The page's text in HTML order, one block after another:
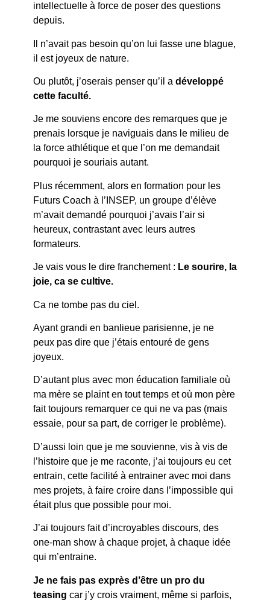
intellectuelle à force de poser des questions
depuis.
Il n’avait pas besoin qu’on lui fasse une blague,
il est joyeux de nature.
Ou plutôt, j’oserais penser qu’il a développé
cette faculté.
Je me souviens encore des remarques que je
prenais lorsque je naviguais dans le milieu de
la force athlétique et que l’on me demandait
pourquoi je souriais autant.
Plus récemment, alors en formation pour les
Futurs Coach à l’INSEP, un groupe d’élève
m’avait demandé pourquoi j’avais l’air si
heureux, contrastant avec leurs autres
formateurs.
Je vais vous le dire franchement : Le sourire, la
joie, ca se cultive.
Ca ne tombe pas du ciel.
Ayant grandi en banlieue parisienne, je ne
peux pas dire que j’étais entouré de gens
joyeux.
D’autant plus avec mon éducation familiale où
ma mère se plaint en tout temps et où mon père
fait toujours remarquer ce qui ne va pas (mais
essaie, pour sa part, de corriger le problème).
D’aussi loin que je me souvienne, vis à vis de
l’histoire que je me raconte, j’ai toujours eu cet
entrain, cette facilité à entrainer avec moi dans
mes projets, à faire croire dans l’impossible qui
était plus que possible pour moi.
J’ai toujours fait d’incroyables discours, des
one-man show à chaque projet, à chaque idée
qui m’entraine.
Je ne fais pas exprès d’être un pro du
teasing car j’y crois vraiment, même si parfois,